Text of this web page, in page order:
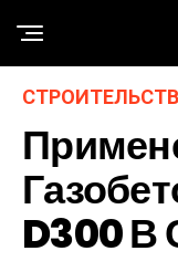
D300 В